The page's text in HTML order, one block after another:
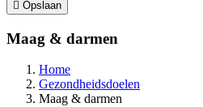
 Opslaan
Maag & darmen
Home
Gezondheidsdoelen
Maag & darmen